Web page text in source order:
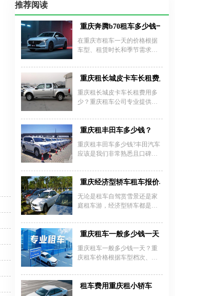
推荐阅读
重庆奔腾b70租车多少钱一天
在重庆市租车一天的价格根据
车型、租赁时长和季节需求有
逸、别克凯越等日租金约160-
260元，中高端车型如奥迪A4、
务车如别克GL8日租金约400
元，而豪华MPV如奔驰V级可
元/天，代驾轿车日租价约200-
500元。淡旺季价格差异明显，
节假日或春运期间部分车型费
庆嘉诚租车或安润租车等正规
公司，了解具体车型报价及押
元，高端车2万元
重庆租长城皮卡车长租费用多少
重庆租长城皮卡车长租费用多
少？重庆租车公司专业提供重
租赁，专业出租工程皮卡车，
车况良好，动力大，可越野，
驾，适合旅游，穿越，工地，
剧组等用车!价格优惠!，可提供
庆租皮卡长城皮卡月租年租价
格面议。
重庆租丰田车多少钱？
重庆租丰田车多少钱?丰田汽车
应该是我们非常熟悉且口碑赞
此很多人租车，都会考虑它。
从目前重庆租车公司提供的车
的，轿车、商务车、越野车、
中巴车都有，满足各界用车出
重庆经济型轿车租车报价单
无论是租车自驾赏雪景还是家
庭租车游，经济型轿车都是最
越野车是最好的选择，在淡
季，当然租车去重庆周边赏
之前先来了"
重庆租车一般多少钱一天
重庆租车一般多少钱一天？重
庆租车价格根据车型档次、租
通常在100元至2000元不等。经
济型轿车如大众朗逸、别克凯
租车费用重庆租小轿车